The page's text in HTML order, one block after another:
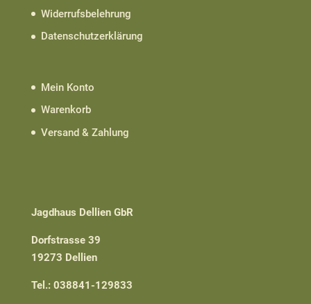
Widerrufsbelehrung
Datenschutzerklärung
Mein Konto
Warenkorb
Versand & Zahlung
Jagdhaus Dellien GbR
Dorfstrasse 39
19273 Dellien
Tel.: 038841-129833